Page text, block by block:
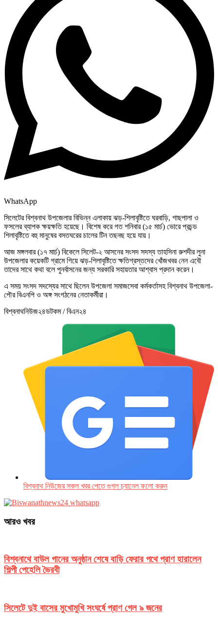
WhatsApp
সিলেটের বিশ্বনাথ উপজেলার বিভিন্ন এলাকায় ঝড়-শিলাবৃষ্টিতে ঘরবাড়ি, গাছপালা ও
ফসলের ব্যাপক ক্ষয়ক্ষতি হয়েছে। বিশেষ করে গত শনিবার (১৫ মার্চ) ভোরে প্রচন্ড
শিলাবৃষ্টিতে বহু মানুষের বসতঘরের চালের টিন তছনছ হয়ে যায়।
আজ মঙ্গলবার (১৭ মার্চ) বিকেলে সিলেট-২ আসনের সংসদ সদস্য তাহসিনা রুশদীর লুনা
উপজেলার কয়েকটি গ্রামে গিয়ে ঝড়-শিলাবৃষ্টিতে ক্ষতিগ্রস্তদের খোঁজখবর নেন এবৌ
তাদের সাথে কথা বলে পুনর্বাসনের জন্য সরকারি সহায়তার আশ্বাস প্রদান করেন।
এ সময় সংসদ সদস্যের সাথে ছিলেন উপজেলা সমাজসেবা কর্মকর্তাসহ বিশ্বনাথ উপজেলা-
পৌর বিএনপি ও অঙ্গ সংগঠনের নেতাকর্মীরা।
বিশ্বনাথনিউজ২৪ডটকম / বিএন২৪
বিশ্বনাথ নিউজের সকল খবর পেতে গুগল চ‌্যানেল ফলো করুন
আরও খবর
বিশ্বনাথে বাউল গানের অনুষ্ঠান শেষে বাড়ি ফেরার পথে প্রাণ হারালেন
শিল্পী পেহেলি ভৈরবী
সিলেটে দুই বাসের মুখোমুখি সংঘর্ষে প্রাণ গেল ৯ জনের